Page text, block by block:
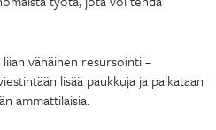
vähäinen resursointi –
lisää paukkuja ja palkataan
ammattilaisia.